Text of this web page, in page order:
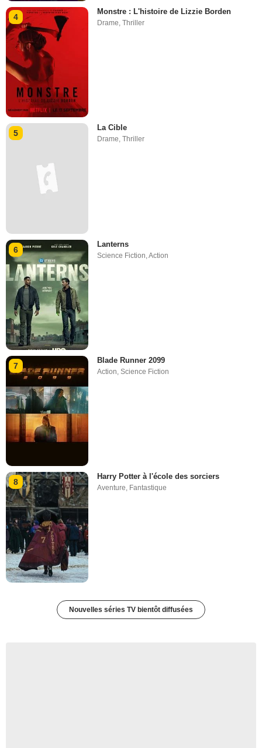
4
Monstre : L'histoire de Lizzie Borden
Drame,Thriller
5
La Cible
Drame,Thriller
6
Lanterns
Science Fiction ,Action
7
Blade Runner 2099
Action,Science Fiction
8
Harry Potter à l'école des sorciers
Aventure, Fantastique
Nouvelles séries TV bientôt diffusées